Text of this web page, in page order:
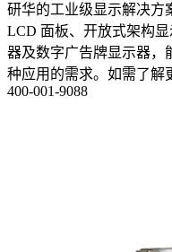
研华的工业级显示解决方
LCD 面板、开放式架构
器及数字广告牌显示器，
种应用的需求。如需了解
400-001-9088